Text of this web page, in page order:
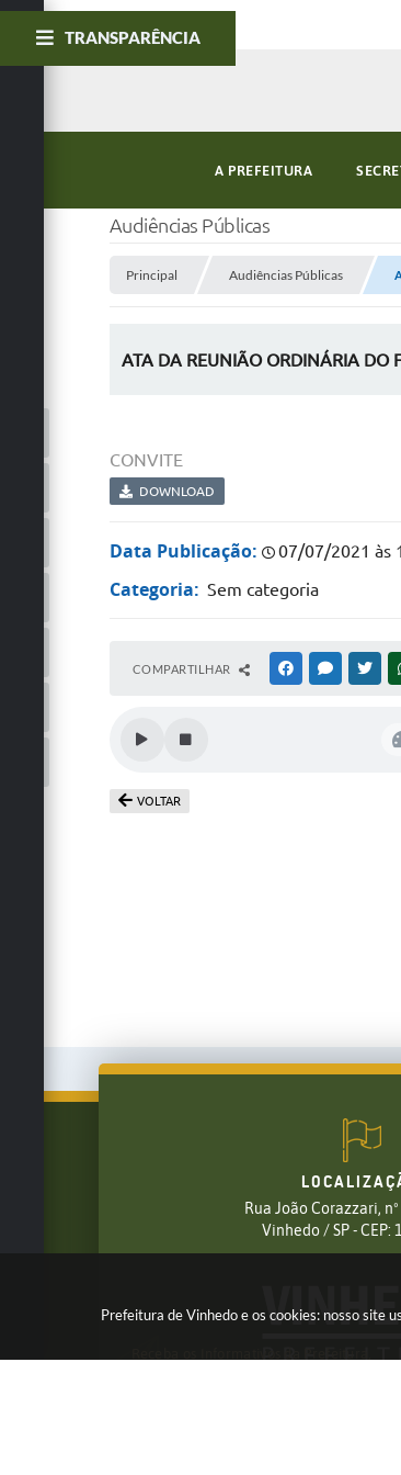
Prefeitura de Vinhedo e os cookies: nosso site
A PREFEITURA
TRANSPARÊNCIA
Audiências Públicas
Principal Audiências Públicas
ATA DA REUNIÃO ORDINÁRIA DO
CONVITE
DOWNLOAD
Data Publicação: 07/07/2021 às
Categoria: Sem categoria
COMPARTILHAR FACEBOOK
VOLTAR
FALE CONOSCO
(19) 3826-7800
Rua João Corazzari,
Vinhedo / SP - CEP: